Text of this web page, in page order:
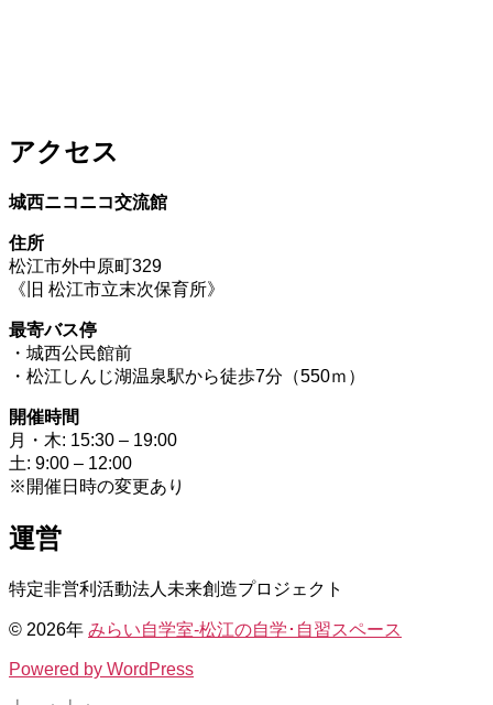
アクセス
城西ニコニコ交流館
住所
松江市外中原町329
《旧 松江市立末次保育所》
最寄バス停
・城西公民館前
・松江しんじ湖温泉駅から徒歩7分（550ｍ）
開催時間
月・木: 15:30 – 19:00
土: 9:00 – 12:00
※開催日時の変更あり
運営
特定非営利活動法人未来創造プロジェクト
© 2026年 みらい自学室-松江の自学･自習スペース
Powered by WordPress